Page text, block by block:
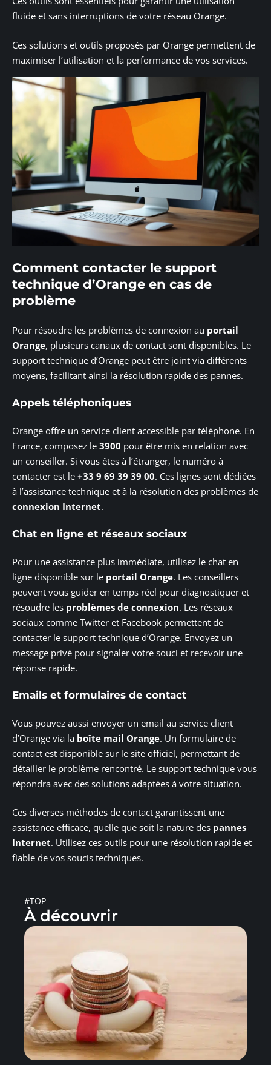
fluide et sans interruptions de votre réseau Orange.
Ces solutions et outils proposés par Orange permettent de
maximiser l’utilisation et la performance de vos services.
Comment contacter le support
technique d’Orange en cas de
problème
Pour résoudre les problèmes de connexion au portail
Orange, plusieurs canaux de contact sont disponibles. Le
support technique d’Orange peut être joint via différents
moyens, facilitant ainsi la résolution rapide des pannes.
Appels téléphoniques
Orange offre un service client accessible par téléphone. En
France, composez le 3900 pour être mis en relation avec
un conseiller. Si vous êtes à l’étranger, le numéro à
contacter est le +33 9 69 39 39 00. Ces lignes sont dédiées
à l’assistance technique et à la résolution des problèmes de
connexion Internet.
Chat en ligne et réseaux sociaux
Pour une assistance plus immédiate, utilisez le chat en
ligne disponible sur le portail Orange. Les conseillers
peuvent vous guider en temps réel pour diagnostiquer et
résoudre les problèmes de connexion. Les réseaux
sociaux comme Twitter et Facebook permettent de
contacter le support technique d’Orange. Envoyez un
message privé pour signaler votre souci et recevoir une
réponse rapide.
Emails et formulaires de contact
Vous pouvez aussi envoyer un email au service client
d’Orange via la boîte mail Orange. Un formulaire de
contact est disponible sur le site officiel, permettant de
détailler le problème rencontré. Le support technique vous
répondra avec des solutions adaptées à votre situation.
Ces diverses méthodes de contact garantissent une
assistance efficace, quelle que soit la nature des pannes
Internet. Utilisez ces outils pour une résolution rapide et
fiable de vos soucis techniques.
#TOP
À découvrir